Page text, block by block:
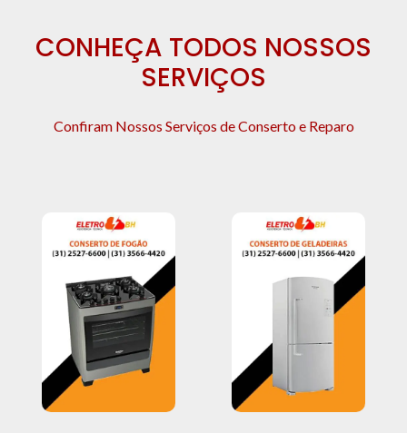
CONHEÇA TODOS NOSSOS
SERVIÇOS
Confiram Nossos Serviços de Conserto e Reparo